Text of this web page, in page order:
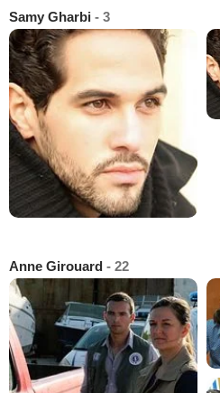
Samy Gharbi - 3
Anne Girouard - 22